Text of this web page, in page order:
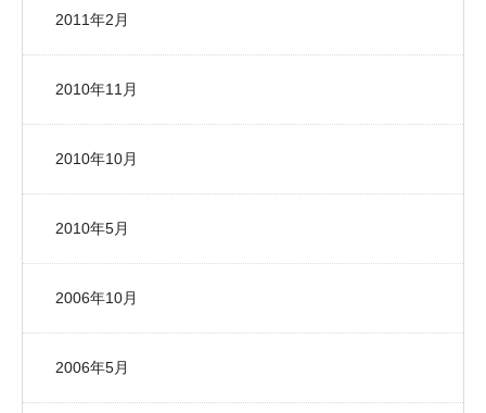
2011年2月
2010年11月
2010年10月
2010年5月
2006年10月
2006年5月